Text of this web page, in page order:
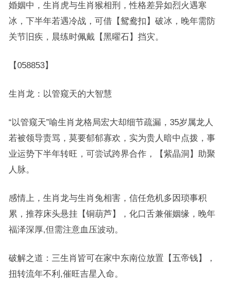
婚姻中，生肖虎与生肖猴相刑，性格差异如烈火遇寒
冰，下半年若遇冷战，可借【鸳鸯扣】破冰，晚年需防
关节旧疾，晨练时佩戴【黑曜石】挡灾。
【058853】
生肖龙：以管窥天的大智慧
“以管窥天”喻生肖龙格局宏大却细节疏漏，35岁属龙人
若被领导责骂，莫要郁郁寡欢，实为贵人暗中点拨，事
业运势下半年转旺，可尝试跨界合作，【紫晶洞】助聚
人脉。
感情上，生肖龙与生肖兔相害，信任危机多因琐事积
累，推荐床头悬挂【铜葫芦】，化口舌兼催姻缘，晚年
福泽深厚,但需注意血压波动。
破解之道：三生肖皆可在家中东南位放置【五帝钱】，
扭转流年不利,催旺吉星入命。